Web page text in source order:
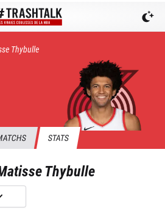
Thybulle
STATS
Thybulle